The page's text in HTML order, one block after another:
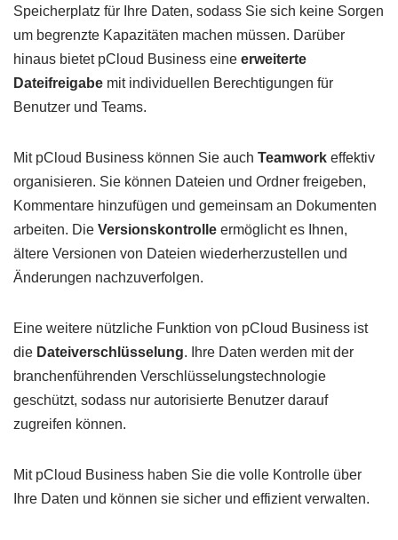
Speicherplatz für Ihre Daten, sodass Sie sich keine Sorgen
um begrenzte Kapazitäten machen müssen. Darüber
hinaus bietet pCloud Business eine erweiterte
Dateifreigabe mit individuellen Berechtigungen für
Benutzer und Teams.
Mit pCloud Business können Sie auch Teamwork effektiv
organisieren. Sie können Dateien und Ordner freigeben,
Kommentare hinzufügen und gemeinsam an Dokumenten
arbeiten. Die Versionskontrolle ermöglicht es Ihnen,
ältere Versionen von Dateien wiederherzustellen und
Änderungen nachzuverfolgen.
Eine weitere nützliche Funktion von pCloud Business ist
die Dateiverschlüsselung. Ihre Daten werden mit der
branchenführenden Verschlüsselungstechnologie
geschützt, sodass nur autorisierte Benutzer darauf
zugreifen können.
Mit pCloud Business haben Sie die volle Kontrolle über
Ihre Daten und können sie sicher und effizient verwalten.